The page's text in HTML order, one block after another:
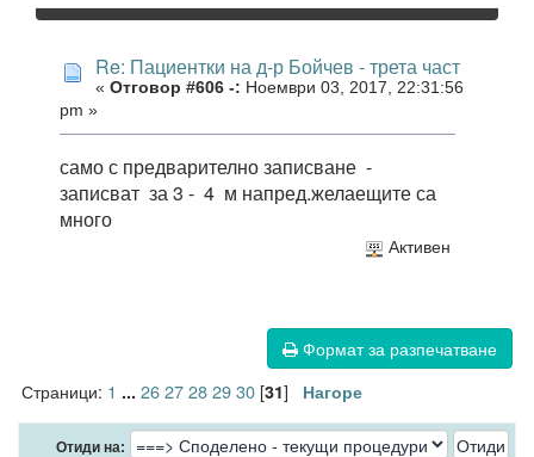
Re: Пациентки на д-р Бойчев - трета част
« Отговор #606 -: Ноември 03, 2017, 22:31:56
pm »
само с предварително записване -
записват за 3 - 4 м напред.желаещите са
много
Активен
Формат за разпечатване
Страници: 1 ... 2627282930[31] Нагоре
Отиди на: